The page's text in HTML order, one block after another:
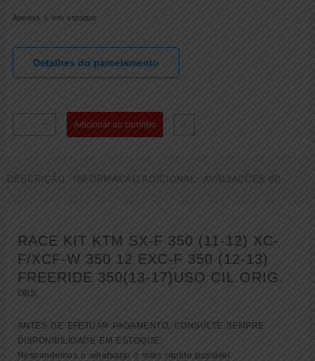
Apenas 1 em estoque
Detalhes do parcelamento
-
DE
RACE
000480
)
+ Adicionar ao carrinho
DESCRIÇÃO INFORMAÇÃO ADICIONAL AVALIAÇÕES (0)
RACE KIT KTM SX-F 350 (11-12) XC-
F/XCF-W 350 12 EXC-F 350 (12-13)
FREERIDE 350(13-17)USO CIL.ORIG.
OBS:
ANTES DE EFETUAR PAGAMENTO, CONSULTE SEMPRE
DISPONIBILIDADE EM ESTOQUE.
Respondemos o whatsapp o mais rápido possível.